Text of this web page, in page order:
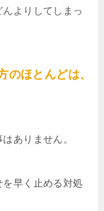
よりしてしまっ
のほとんどは、
ありません。
早く止める対処